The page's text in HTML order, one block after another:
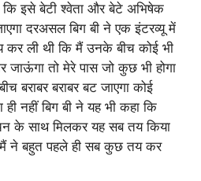
इसे बेटी श्वेता और बेटे अभिषेक
दरअसल बिग बी ने एक इंटरव्यू में
कर ली थी कि मैं उनके बीच कोई भी
तो मेरे पास जो कुछ भी होगा
बराबर बराबर बट जाएगा कोई
ही नहीं बिग बी ने यह भी कहा कि
के साथ मिलकर यह सब तय किया
ने बहुत पहले ही सब कुछ तय कर